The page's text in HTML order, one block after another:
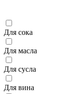
Для сока
Для масла
Для сусла
Для вина